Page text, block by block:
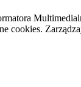
cookies.